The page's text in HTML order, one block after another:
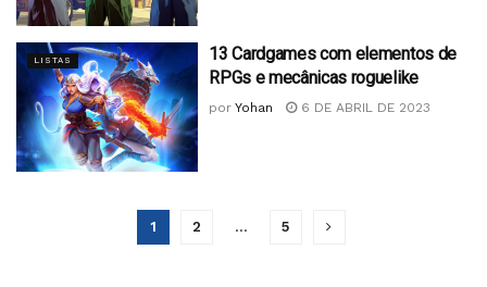
LISTAS
13 Cardgames com elementos de
RPGs e mecânicas roguelike
por Yohan 6 DE ABRIL DE 2023
1 2 … 5